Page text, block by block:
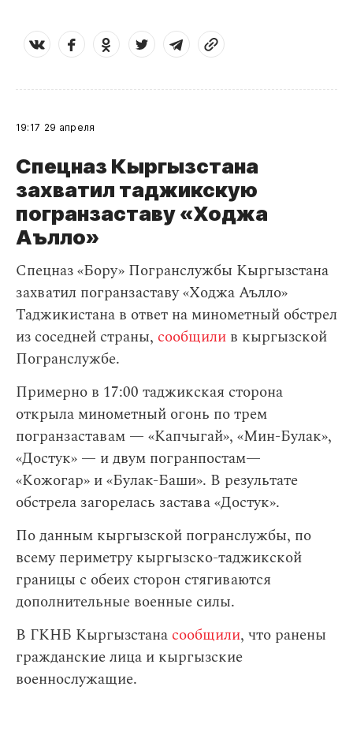
19:17 29 апреля
Спецназ Кыргызстана
захватил таджикскую
погранзаставу «Ходжа
Аълло»
Спецназ «Бору» Погранслужбы Кыргызстана
захватил погранзаставу «Ходжа Аълло»
Таджикистана в ответ на минометный обстрел
из соседней страны, сообщили в кыргызской
Погранслужбе.
Примерно в 17:00 таджикская сторона
открыла минометный огонь по трем
погранзаставам — «Капчыгай», «Мин-Булак»,
«Достук» — и двум погранпостам—
«Кожогар» и «Булак-Баши». В результате
обстрела загорелась застава «Достук».
По данным кыргызской погранслужбы, по
всему периметру кыргызско-таджикской
границы с обеих сторон стягиваются
дополнительные военные силы.
В ГКНБ Кыргызстана сообщили, что ранены
гражданские лица и кыргызские
военнослужащие.